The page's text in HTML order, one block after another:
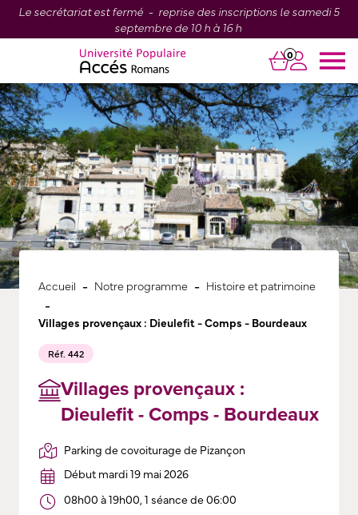
Le secrétariat est fermé - reprise des inscriptions le samedi 5
septembre de 10 h à 16 h
0
Accueil - Notre programme - Histoire et patrimoine
-
Villages provençaux : Dieulefit - Comps - Bourdeaux
Réf. 442
Villages provençaux :
Dieulefit - Comps - Bourdeaux
Parking de covoiturage de Pizançon
Début mardi 19 mai 2026
08h00 à 19h00, 1 séance de 06:00